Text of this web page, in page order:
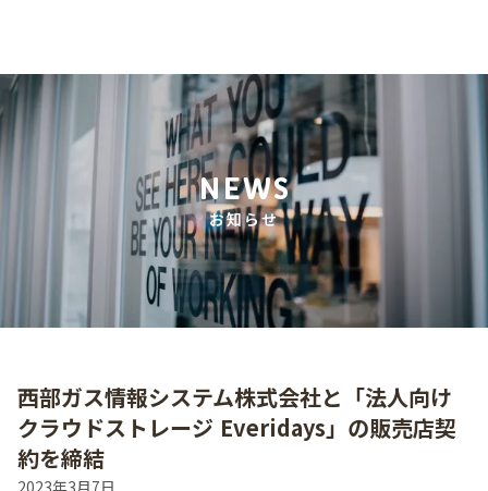
NEWS
お知らせ
西部ガス情報システム株式会社と「法人向け
クラウドストレージ Everidays」の販売店契
約を締結